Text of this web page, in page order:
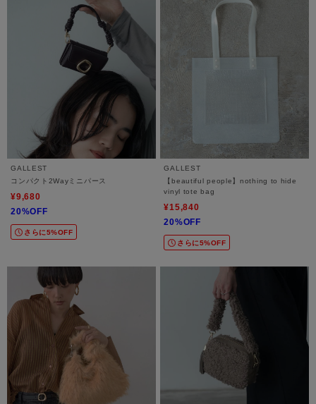
GALLEST
コンパクト2Wayミニパース
¥9,680
20%OFF
さらに5%OFF
GALLEST
【beautiful people】nothing to hide
vinyl tote bag
¥15,840
20%OFF
さらに5%OFF